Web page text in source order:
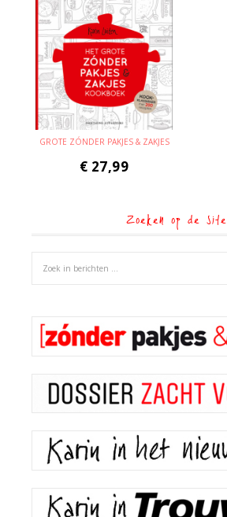
GROTE ZÓNDER PAKJES & ZAKJES
€ 27,99
Zoeken op de site